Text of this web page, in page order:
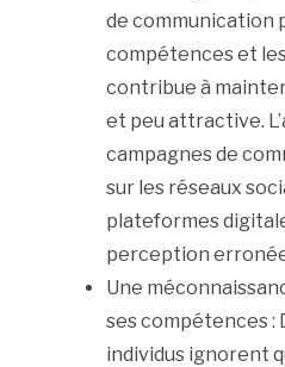
de communication
compétences et
contribue à
et peu attractive.
campagnes de
sur les réseaux
plateformes
perception
Une
ses compétences :
individus ignorent